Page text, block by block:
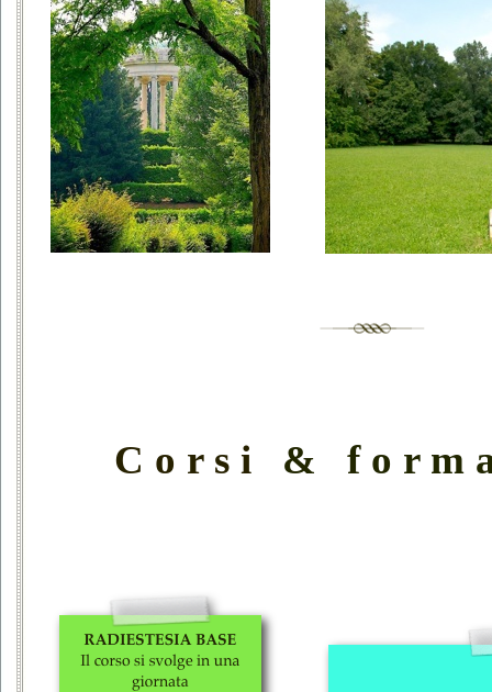
Corsi &